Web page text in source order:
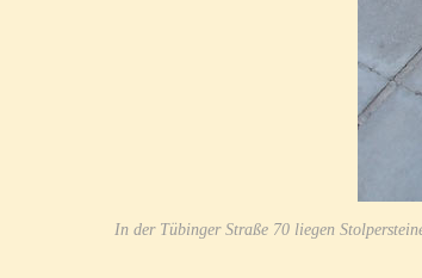
In der Tübinger Straße 70 liegen